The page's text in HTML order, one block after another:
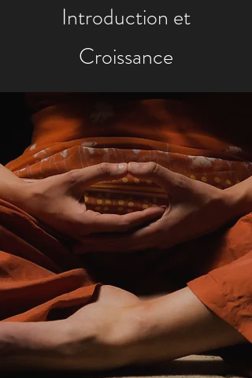
Introduction et
Croissance